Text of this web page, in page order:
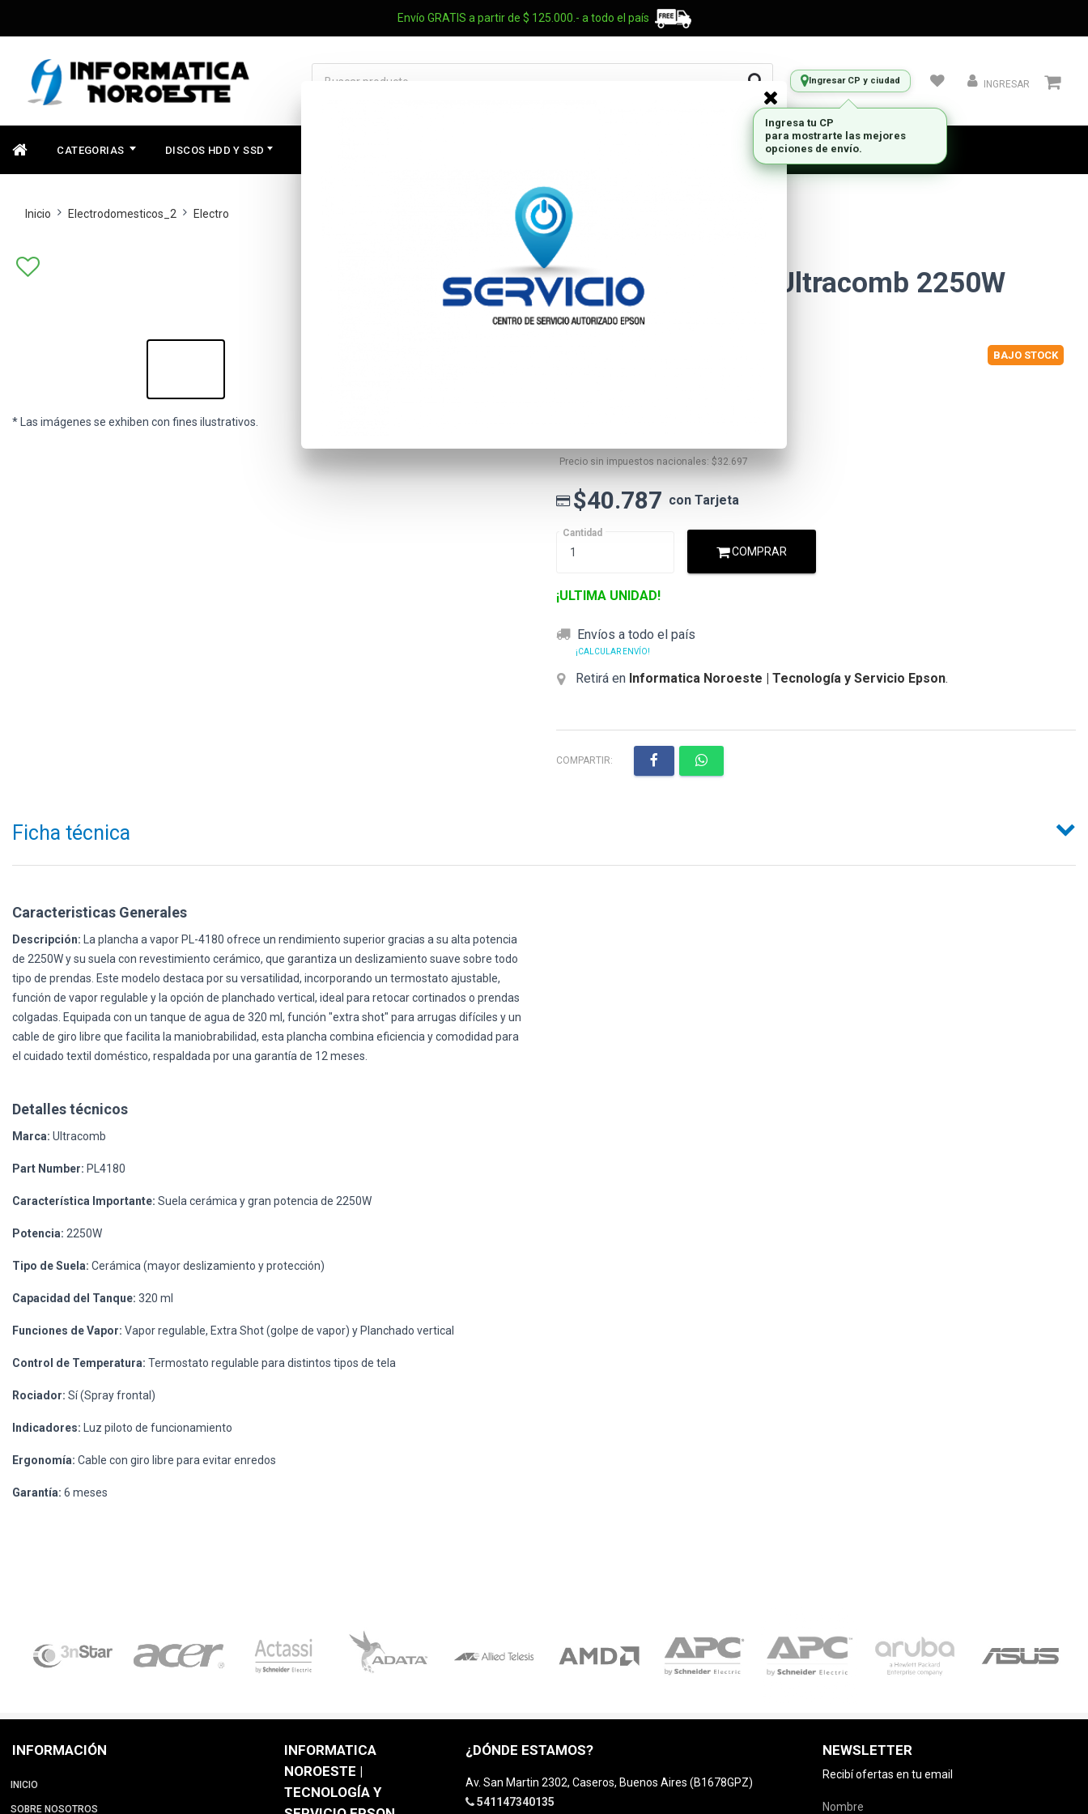
Envío GRATIS a partir de $ 125.000.- a todo el país
Ingresar CP y ciudad INGRESAR
CATEGORIAS DISCOS HDD Y SSD
Inicio Electrodomesticos_2 Electro
* Las imágenes se exhiben con fines ilustrativos.
Plancha A Vapor Ultracomb 2250W
PL4180
BAJO STOCK
Precio sin impuestos nacionales: $32.697
$40.787 con Tarjeta
Cantidad
COMPRAR
¡ULTIMA UNIDAD!
Envíos a todo el país
¡CALCULAR ENVÍO!
Retirá en Informatica Noroeste | Tecnología y Servicio Epson.
COMPARTIR:
Ficha técnica
Caracteristicas Generales
Descripción: La plancha a vapor PL-4180 ofrece un rendimiento superior gracias a su alta potencia
de 2250W y su suela con revestimiento cerámico, que garantiza un deslizamiento suave sobre todo
tipo de prendas. Este modelo destaca por su versatilidad, incorporando un termostato ajustable,
función de vapor regulable y la opción de planchado vertical, ideal para retocar cortinados o prendas
colgadas. Equipada con un tanque de agua de 320 ml, función "extra shot" para arrugas difíciles y un
cable de giro libre que facilita la maniobrabilidad, esta plancha combina eficiencia y comodidad para
el cuidado textil doméstico, respaldada por una garantía de 12 meses.
Detalles técnicos
Marca: Ultracomb
Part Number: PL4180
Característica Importante: Suela cerámica y gran potencia de 2250W
Potencia: 2250W
Tipo de Suela: Cerámica (mayor deslizamiento y protección)
Capacidad del Tanque: 320 ml
Funciones de Vapor: Vapor regulable, Extra Shot (golpe de vapor) y Planchado vertical
Control de Temperatura: Termostato regulable para distintos tipos de tela
Rociador: Sí (Spray frontal)
Indicadores: Luz piloto de funcionamiento
Ergonomía: Cable con giro libre para evitar enredos
Garantía: 6 meses
INFORMACIÓN
INICIO
SOBRE NOSOTROS
INFORMATICA
NOROESTE |
TECNOLOGÍA Y
¿DÓNDE ESTAMOS?
Av. San Martin 2302, Caseros, Buenos Aires (B1678GPZ)
541147340135
NEWSLETTER
Recibí ofertas en tu email
Ingresa tu CP
para mostrarte las mejores
opciones de envío.